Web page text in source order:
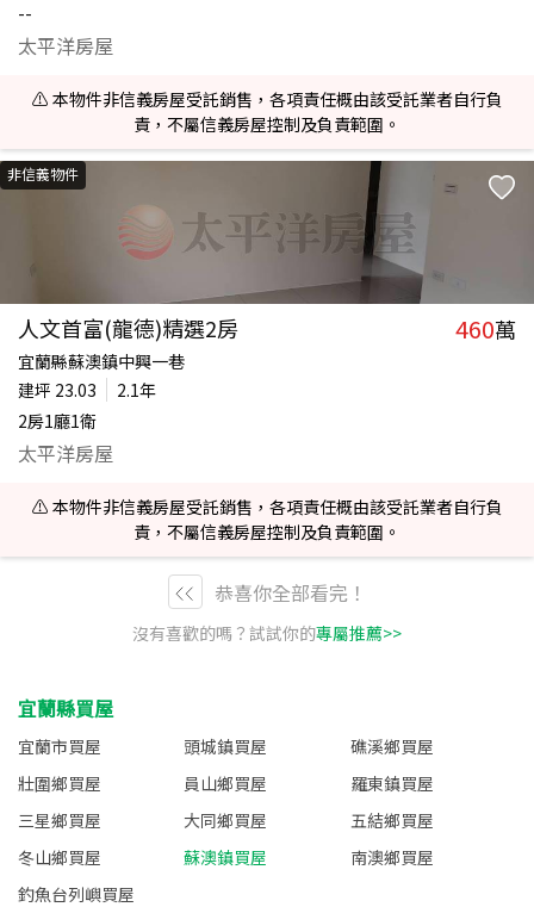
--
太平洋房屋
⚠️ 本物件非信義房屋受託銷售，各項責任概由該受託業者自行負
責，不屬信義房屋控制及負責範圍。
非信義物件
人文首富(龍德)精選2房 460萬
宜蘭縣蘇澳鎮中興一巷
建坪 23.03
2.1年
2房1廳1衛
太平洋房屋
⚠️ 本物件非信義房屋受託銷售，各項責任概由該受託業者自行負
責，不屬信義房屋控制及負責範圍。
恭喜你全部看完！
沒有喜歡的嗎？試試你的專屬推薦>>
宜蘭縣買屋
宜蘭市買屋 頭城鎮買屋
礁溪鄉買屋
壯圍鄉買屋
員山鄉買屋
羅東鎮買屋
三星鄉買屋
大同鄉買屋
五結鄉買屋
冬山鄉買屋
蘇澳鎮買屋
南澳鄉買屋
釣魚台列嶼買屋